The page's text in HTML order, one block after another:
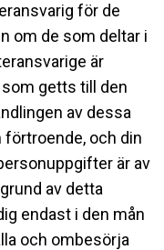
för de
om de som deltar i
är
getts till den
av dessa
förtroende, och din
är av
av detta
endast i den mån
och ombesörja